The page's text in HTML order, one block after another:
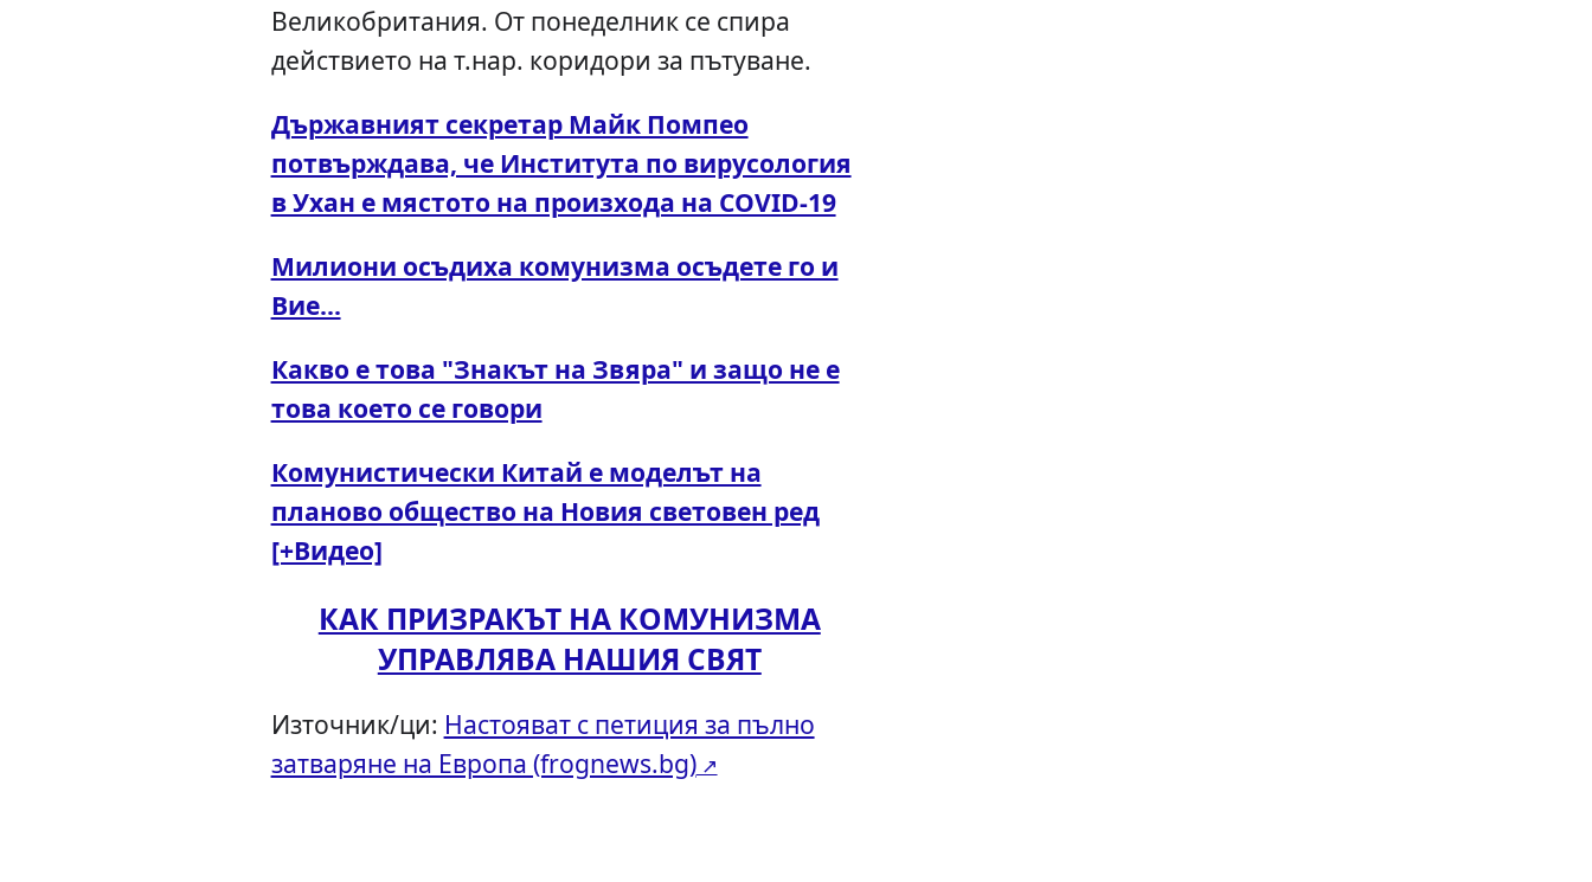
Великобритания. От понеделник се спира
действието на т.нар. коридори за пътуване.
Държавният секретар Майк Помпео
потвърждава, че Института по вирусология
в Ухан е мястото на произхода на COVID-19
Милиони осъдиха комунизма осъдете го и
Вие...
Какво е това "Знакът на Звяра" и защо не е
това което се говори
Комунистически Китай е моделът на
планово общество на Новия световен ред
[+Видео]
КАК ПРИЗРАКЪТ НА КОМУНИЗМА
УПРАВЛЯВА НАШИЯ СВЯТ
Източник/ци: Настояват с петиция за пълно
затваряне на Европа (frognews.bg)